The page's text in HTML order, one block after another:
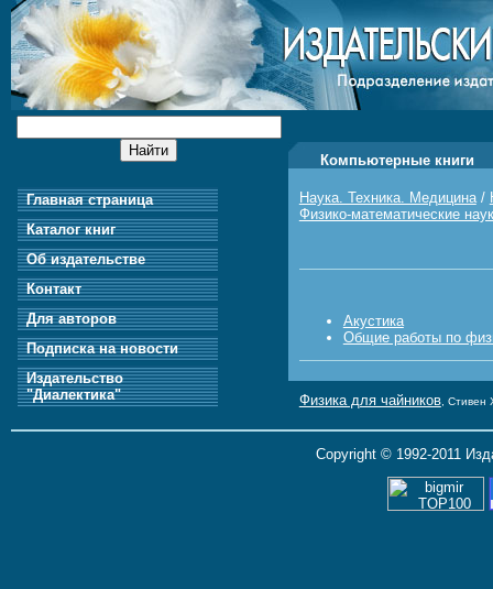
Главная страница
Каталог книг
Об издательстве
Контакт
Для авторов
Подписка на новости
Издательство
"Диалектика"
Компьютерные книги
Наука. Техника. Медицина/
Физико-математические
Акустика
Общие работы по
Физика для чайников, Стивен
Copyright © 1992-2011